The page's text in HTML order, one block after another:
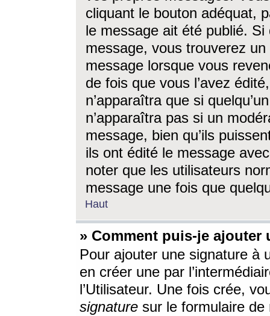
cliquant le bouton adéquat,
le message ait été publié. Si
message, vous trouverez
message lorsque vous
de fois que vous l’avez
n’apparaîtra que si
n’apparaîtra pas si un
message, bien qu’ils
ils ont édité le message
noter que les utilisateurs
message une fois que
Haut
» Comment puis-je ajouter
Pour ajouter une signature à
en créer une par
l’Utilisateur. Une fois crée,
signature sur le formulaire de